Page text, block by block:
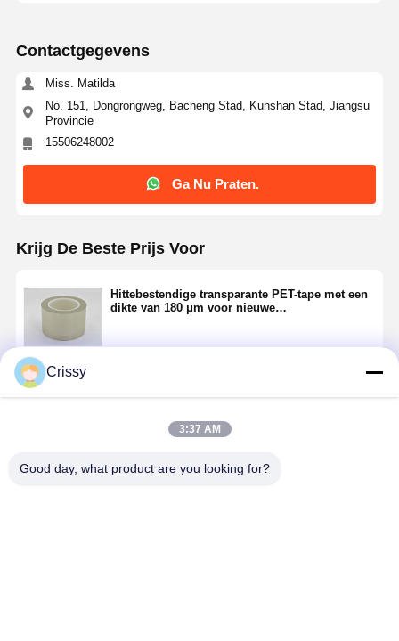
Contactgegevens
Miss. Matilda
No. 151, Dongrongweg, Bacheng Stad, Kunshan Stad, Jiangsu
Provincie
15506248002
Ga Nu Praten.
Krijg De Beste Prijs Voor
Hittebestendige transparante PET-tape met een
dikte van 180 μm voor nieuwe
Crissy
3:37 AM
Good day, what product are you looking for?